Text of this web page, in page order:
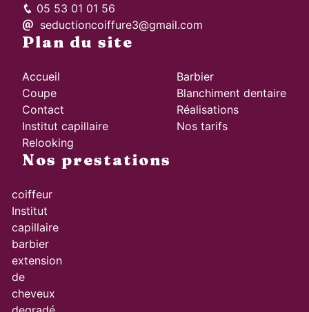
05 53 01 01 56
seductioncoiffure3@gmail.com
Plan du site
Accueil
Coupe
Contact
Institut capillaire
Relooking
Barbier
Blanchiment dentaire
Réalisations
Nos tarifs
Nos prestations
coiffeur
Institut
capillaire
barbier
extension
de
cheveux